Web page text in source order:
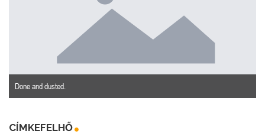
Done and dusted.
CÍMKEFELHŐ